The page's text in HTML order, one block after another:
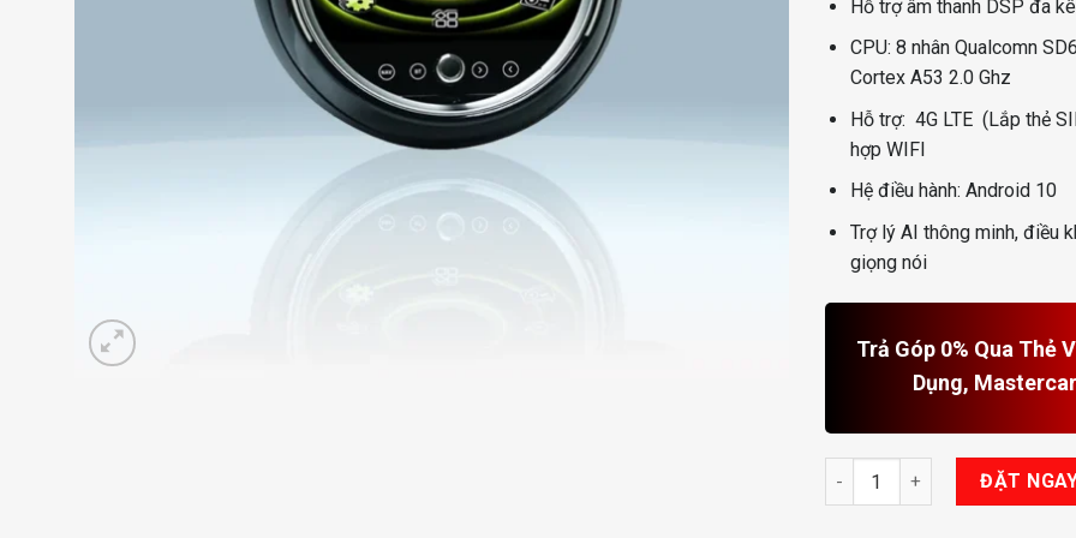
Hỗ trợ âm thanh DSP đa
CPU: 8 nhân Qualcomn
Cortex A53 2.0 Ghz
Hỗ trợ: 4G LTE (Lắp thẻ
hợp WIFI
Hệ điều hành: Android 10
Trợ lý AI thông minh, điều
giọng nói
Trả Góp 0% Qua Thẻ
Dụng,
Màn Hình Android Fly Cho
ĐẶT